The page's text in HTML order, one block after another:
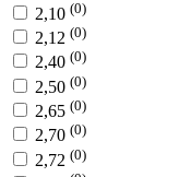
2,10 (0)
2,12 (0)
2,40 (0)
2,50 (0)
2,65 (0)
2,70 (0)
2,72 (0)